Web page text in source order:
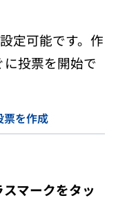
定可能です。作
投票を開始で
票を作成
マークをタッ